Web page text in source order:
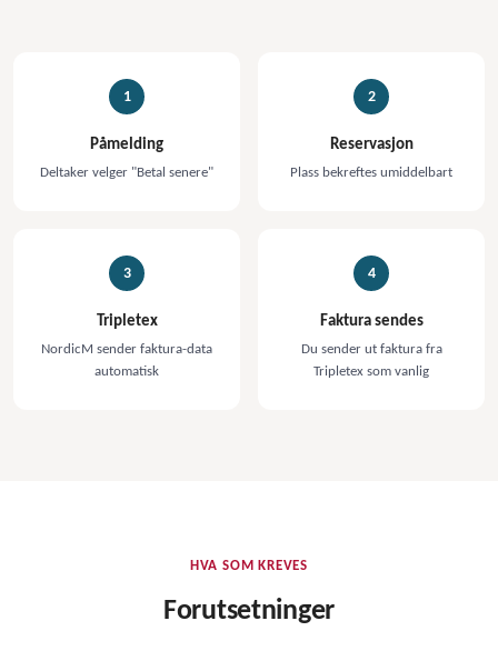
1
Påmelding
Deltaker velger "Betal senere"
2
Reservasjon
Plass bekreftes umiddelbart
3
Tripletex
NordicM sender faktura-data
automatisk
4
Faktura sendes
Du sender ut faktura fra
Tripletex som vanlig
HVA SOM KREVES
Forutsetninger